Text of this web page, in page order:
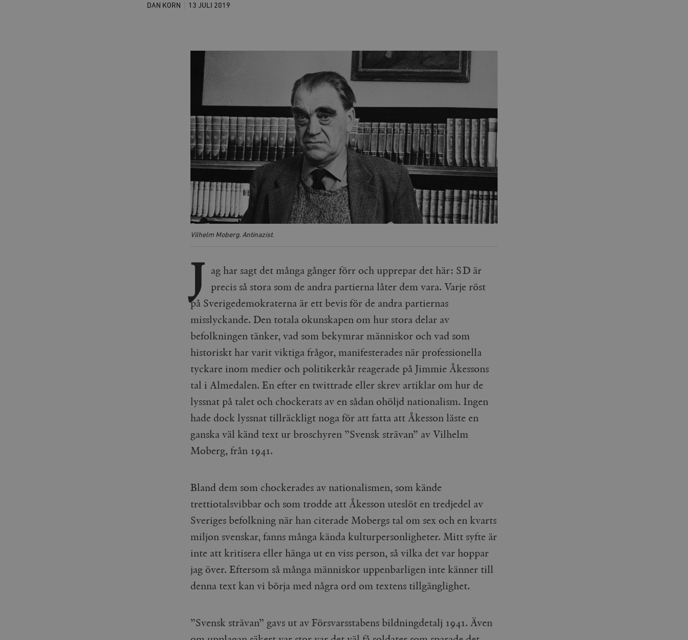
DAN KORN 13 JULI 2019
Vilhelm Moberg. Antinazist.
J ag har sagt det många gånger förr och upprepar det här: SD är
precis så stora som de andra partierna låter dem vara. Varje röst
på Sverigedemokraterna är ett bevis för de andra partiernas
misslyckande. Den totala okunskapen om hur stora delar av
befolkningen tänker, vad som bekymrar människor och vad som
historiskt har varit viktiga frågor, manifesterades när professionella
tyckare inom medier och politikerkår reagerade på Jimmie Åkessons
tal i Almedalen. En efter en twittrade eller skrev artiklar om hur de
lyssnat på talet och chockerats av en sådan ohöljd nationalism. Ingen
hade dock lyssnat tillräckligt noga för att fatta att Åkesson läste en
ganska väl känd text ur broschyren ”Svensk strävan” av Vilhelm
Moberg, från 1941.
Bland dem som chockerades av nationalismen, som kände
trettiotalsvibbar och som trodde att Åkesson uteslöt en tredjedel av
Sveriges befolkning när han citerade Mobergs tal om sex och en kvarts
miljon svenskar, fanns många kända kulturpersonligheter. Mitt syfte är
inte att kritisera eller hänga ut en viss person, så vilka det var hoppar
jag över. Eftersom så många människor uppenbarligen inte känner till
denna text kan vi börja med några ord om textens tillgänglighet.
”Svensk strävan” gavs ut av Försvarsstabens bildningdetalj 1941. Även